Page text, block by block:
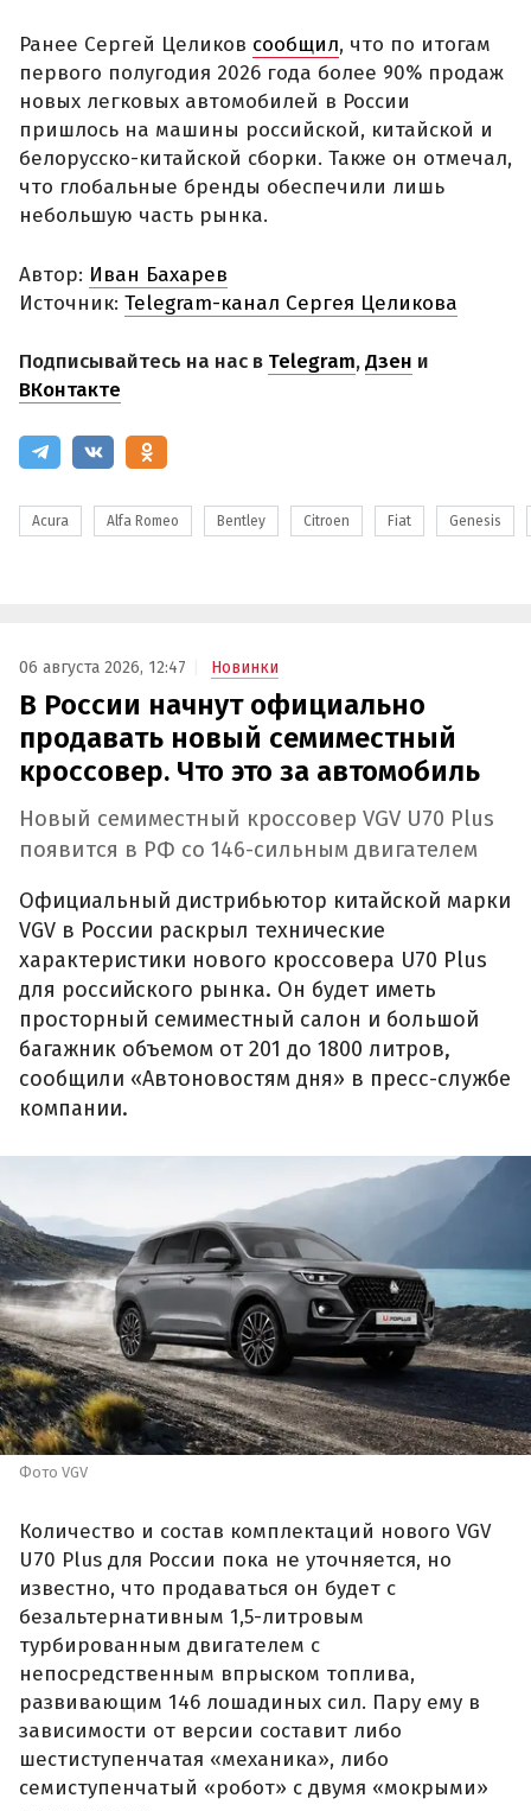
Ранее Сергей Целиков сообщил, что по итогам
первого полугодия 2026 года более 90% продаж
новых легковых автомобилей в России
пришлось на машины российской, китайской и
белорусско-китайской сборки. Также он отмечал,
что глобальные бренды обеспечили лишь
небольшую часть рынка.
Автор: Иван Бахарев
Источник: Telegram-канал Сергея Целикова
Подписывайтесь на нас в Telegram,Дзен и
ВКонтакте
Acura Alfa Romeo Bentley Citroen Fiat Genesis
06 августа 2026, 12:47 Новинки
В России начнут официально
продавать новый семиместный
кроссовер. Что это за автомобиль
Новый семиместный кроссовер VGV U70 Plus
появится в РФ со 146-сильным двигателем
Официальный дистрибьютор китайской марки
VGV в России раскрыл технические
характеристики нового кроссовера U70 Plus
для российского рынка. Он будет иметь
просторный семиместный салон и большой
багажник объемом от 201 до 1800 литров,
сообщили «Автоновостям дня» в пресс-службе
компании.
Фото VGV
Количество и состав комплектаций нового VGV
U70 Plus для России пока не уточняется, но
известно, что продаваться он будет с
безальтернативным 1,5-литровым
турбированным двигателем с
непосредственным впрыском топлива,
развивающим 146 лошадиных сил. Пару ему в
зависимости от версии составит либо
шестиступенчатая «механика», либо
семиступенчатый «робот» с двумя «мокрыми»